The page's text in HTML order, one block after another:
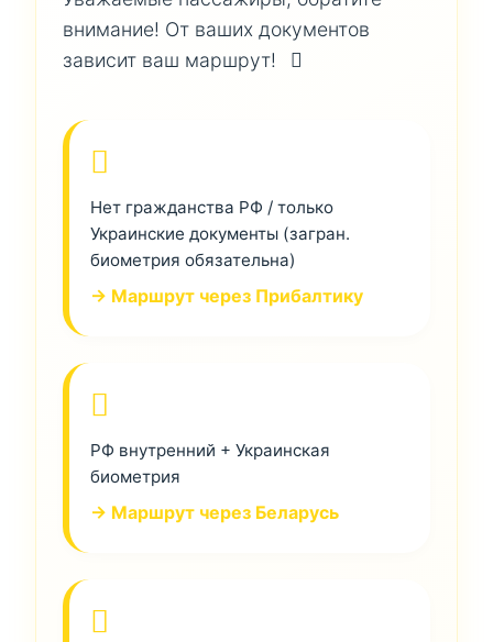
внимание! От ваших документов
зависит ваш маршрут!
Нет гражданства РФ / только
Украинские документы (загран.
биометрия обязательна)
→ Маршрут через Прибалтику
РФ внутренний + Украинская
биометрия
→ Маршрут через Беларусь